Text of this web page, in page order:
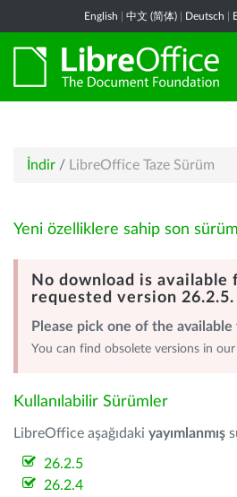
English 中文 (简体) Deutsch
İndir / LibreOffice Taze Sürüm
Yeni özelliklere sahip son sürüm
No download is available
requested version 26.2.5.
Please pick one of the
You can find obsolete versions in our
Kullanılabilir Sürümler
LibreOffice aşağıdaki yayımlanmış
26.2.5
26.2.4